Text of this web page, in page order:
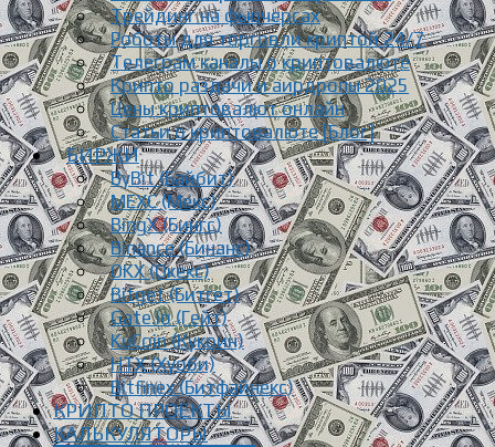
Трейдинг на фьючерсах
Роботы для торговли криптой 24/7
Телеграм каналы о криптовалюте
Крипто раздачи и аирдропы 2025
Цены криптовалют онлайн
Статьи о криптовалюте [Блог]
БИРЖИ
ByBit (Байбит)
MEXC (Мекс)
BingX (Бингс)
Binance (Бинанс)
OKX (Окекс)
Bitget (Битгет)
Gate.io (Гейт)
KuCoin (Кукоин)
HTX (Хуоби)
Bitfinex (Битфайнекс)
КРИПТО ПРОЕКТЫ
КАЛЬКУЛЯТОРЫ